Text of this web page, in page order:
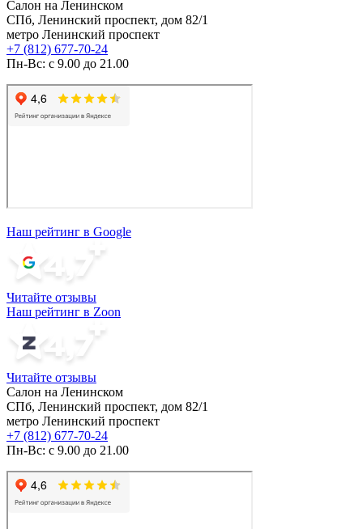
Салон на Ленинском
СПб, Ленинский проспект, дом 82/1
метро Ленинский проспект
+7 (812) 677-70-24
Пн-Вс: с 9.00 до 21.00
Наш рейтинг в Google
Читайте отзывы
Наш рейтинг в Zoon
Читайте отзывы
Салон на Ленинском
СПб, Ленинский проспект, дом 82/1
метро Ленинский проспект
+7 (812) 677-70-24
Пн-Вс: с 9.00 до 21.00